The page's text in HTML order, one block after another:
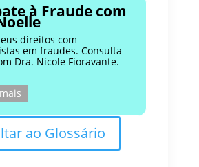
à Fraude com
direitos com
em fraudes. Consulta
Dra. Nicole Fioravante.
ao Glossário